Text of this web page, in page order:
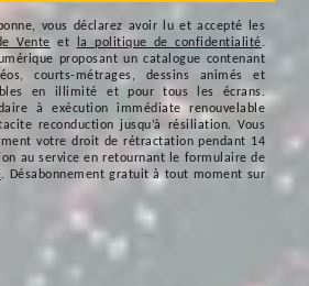
, vous déclarez avoir lu et accepté les
Vente et la politique de confidentialité.
proposant un catalogue contenant
courts-métrages, dessins animés et
en illimité et pour tous les écrans.
à exécution immédiate renouvelable
reconduction jusqu’à résiliation. Vous
votre droit de rétractation pendant 14
au service en retournant le formulaire de
. Désabonnement gratuit à tout moment sur